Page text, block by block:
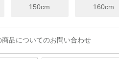
150cm 160cm
商品についてのお問い合わせ